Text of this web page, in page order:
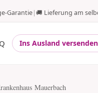
Garantie|🚚 Lieferung am
Ins Ausland
Mauerbach